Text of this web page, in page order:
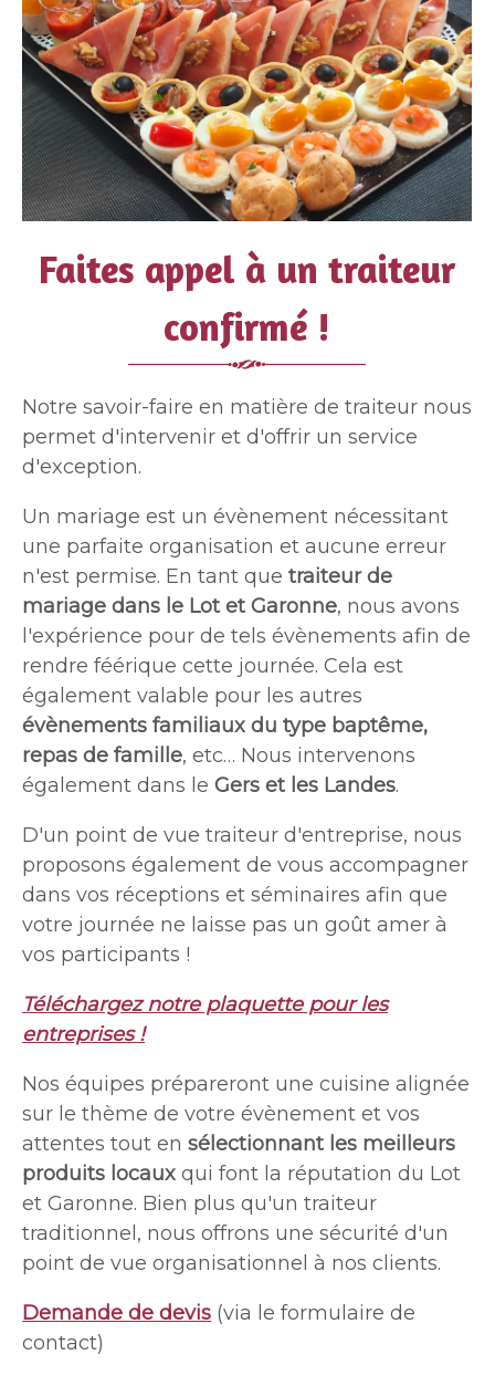
Faites appel à un traiteur
confirmé !
Notre savoir-faire en matière de traiteur nous
permet d'intervenir et d'offrir un service
d'exception.
Un mariage est un évènement nécessitant
une parfaite organisation et aucune erreur
n'est permise. En tant quetraiteur de
mariage dans le Lot et Garonne, nous avons
l'expérience pour de tels évènements afin de
rendre féérique cette journée. Cela est
également valable pour les autres
évènements familiaux du type baptême,
repas de famille, etc… Nous intervenons
également dans leGers et les Landes.
D'un point de vue traiteur d'entreprise, nous
proposons également de vous accompagner
dans vos réceptions et séminaires afin que
votre journée ne laisse pas un goût amer à
vos participants !
Téléchargez notre plaquette pour les
entreprises !
Nos équipes prépareront une cuisine alignée
sur le thème de votre évènement et vos
attentes tout ensélectionnant les meilleurs
produits locaux qui font la réputation du Lot
et Garonne. Bien plus qu'un traiteur
traditionnel, nous offrons une sécurité d'un
point de vue organisationnel à nos clients.
Demande de devis (via le formulaire de
contact)